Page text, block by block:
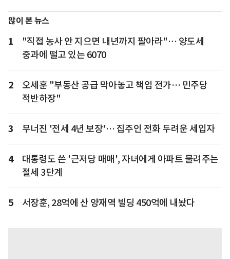
많이 본 뉴스
1
"직접 농사 안 지으면 내년까지 팔아라"… 양도세
중과에 떨고 있는 6070
2
오세훈 "부동산 공급 막아놓고 책임 전가… 민주당
적반하장"
3 무너진 '전세 4년 보장'… 집주인 전화 두려운 세입자
4
대통령도 쓴 '근저당 매매', 자녀에게 아파트 물려주는
절세 3단계
5 서장훈, 28억에 산 양재역 빌딩 450억에 내놨다